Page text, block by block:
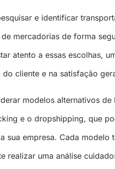
e identificar
mercadorias de forma
atento a essas escolhas,
cliente e na satisfação
modelos alternativos
e o dropshipping, que
sua empresa. Cada modelo
realizar uma análise